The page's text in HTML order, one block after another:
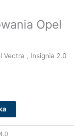
Opel
Vectra , Insignia 2.0